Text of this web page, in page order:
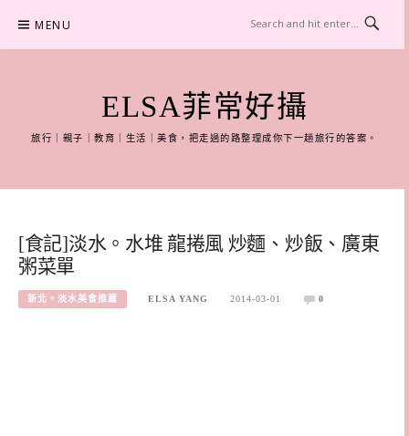
content
MENU
ELSA菲常好攝
旅行｜親子｜教育｜生活｜美食，把走過的路整理成你下一趟旅行的答案。
[食記]淡水。水堆 龍捲風 炒麵、炒飯、廣東
粥菜單
新北。淡水美食推薦 ELSA YANG 2014-03-01 0